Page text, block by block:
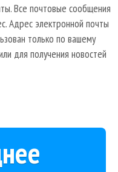
Все почтовые сообщения
Адрес электронной почты
только по вашему
для получения новостей